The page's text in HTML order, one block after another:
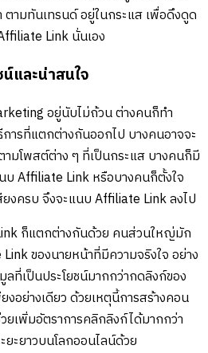
ามทันเทรนด์ อยู่ในกระแส เพื่อดึงดูด
Link นั่นเอง
และน่าสนใจ
อยู่นับไม่ถ้วน ต่างคนก็ทำ
รที่แตกต่างกันออกไป บางคนอาจจะ
มโพสต์ต่าง ๆ ที่เป็นกระแส บางคนก็มี
Affiliate Link หรือบางคนก็ตั้งใจ
งครบ จึงจะแนบ Affiliate Link ลงไป
ก็แตกต่างกันด้วย คนส่วนใหญ่มัก
ของนายหน้าที่มีความจริงใจ อย่าง
ที่เป็นประโยชน์มากกว่ากดลิงก์ของ
งอย่างเดียว ด้วยเหตุนี้การสร้างคอน
เพิ่มอัตราการคลิกลิงก์ได้มากกว่า
ะยาวบนโลกออนไลน์ด้วย